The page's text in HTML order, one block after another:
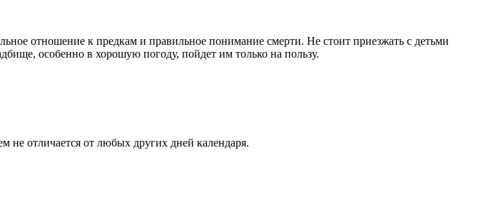
отношение к предкам и правильное понимание смерти. Не стоит приезжать с детьми
особенно в хорошую погоду, пойдет им только на пользу.
не отличается от любых других дней календаря.